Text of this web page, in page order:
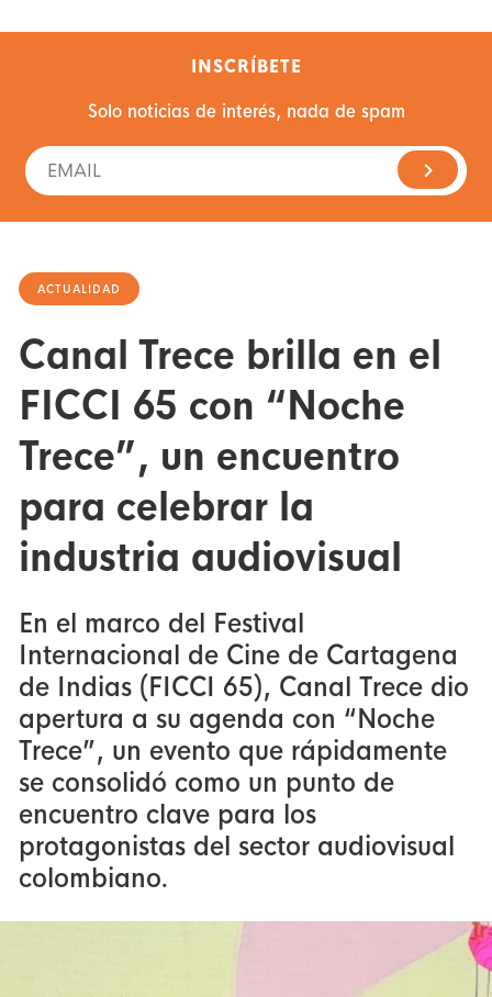
INSCRÍBETE
Solo noticias de interés, nada de spam
ACTUALIDAD
Canal Trece brilla en el
FICCI 65 con “Noche
Trece”, un encuentro
para celebrar la
industria audiovisual
En el marco del Festival
Internacional de Cine de Cartagena
de Indias (FICCI 65), Canal Trece dio
apertura a su agenda con “Noche
Trece”, un evento que rápidamente
se consolidó como un punto de
encuentro clave para los
protagonistas del sector audiovisual
colombiano.